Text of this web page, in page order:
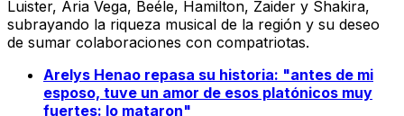
Luister, Aria Vega, Beéle, Hamilton, Zaider y Shakira,
subrayando la riqueza musical de la región y su deseo
de sumar colaboraciones con compatriotas.
Arelys Henao repasa su historia: "antes de mi
esposo, tuve un amor de esos platónicos muy
fuertes: lo mataron"